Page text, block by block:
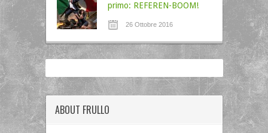
primo: REFEREN-BOOM!
26 Ottobre 2016
ABOUT FRULLO